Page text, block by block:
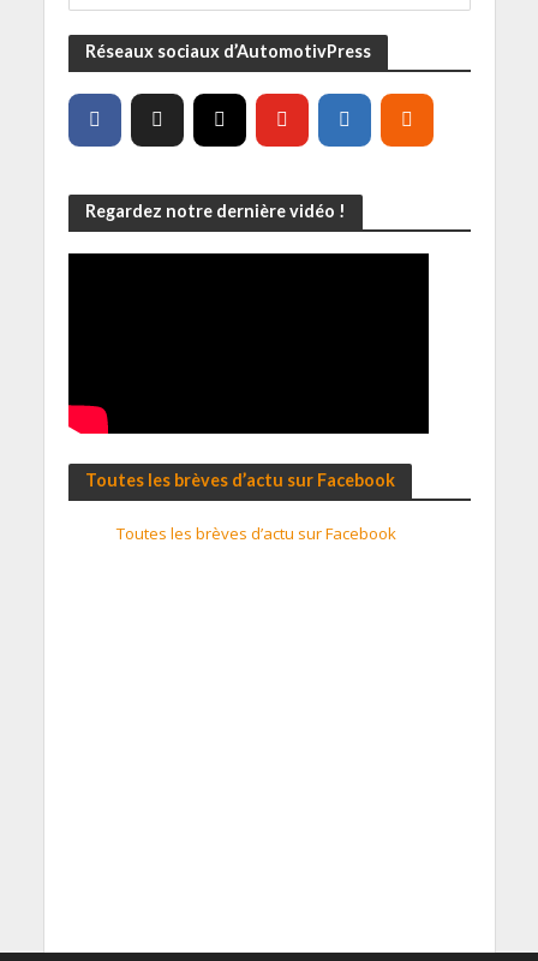
Réseaux sociaux d’AutomotivPress
Regardez notre dernière vidéo !
Toutes les brèves d’actu sur Facebook
Toutes les brèves d’actu sur Facebook